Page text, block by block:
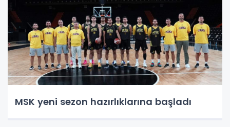
MSK yeni sezon hazırlıklarına başladı